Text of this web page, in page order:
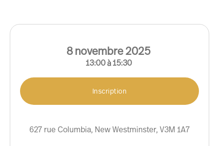
8novembre2025
13:00à15:30
Inscription
627 rue Columbia, New Westminster, V3M 1A7